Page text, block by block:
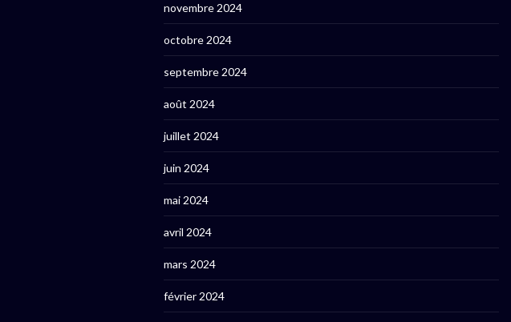
novembre 2024
octobre 2024
septembre 2024
août 2024
juillet 2024
juin 2024
mai 2024
avril 2024
mars 2024
février 2024